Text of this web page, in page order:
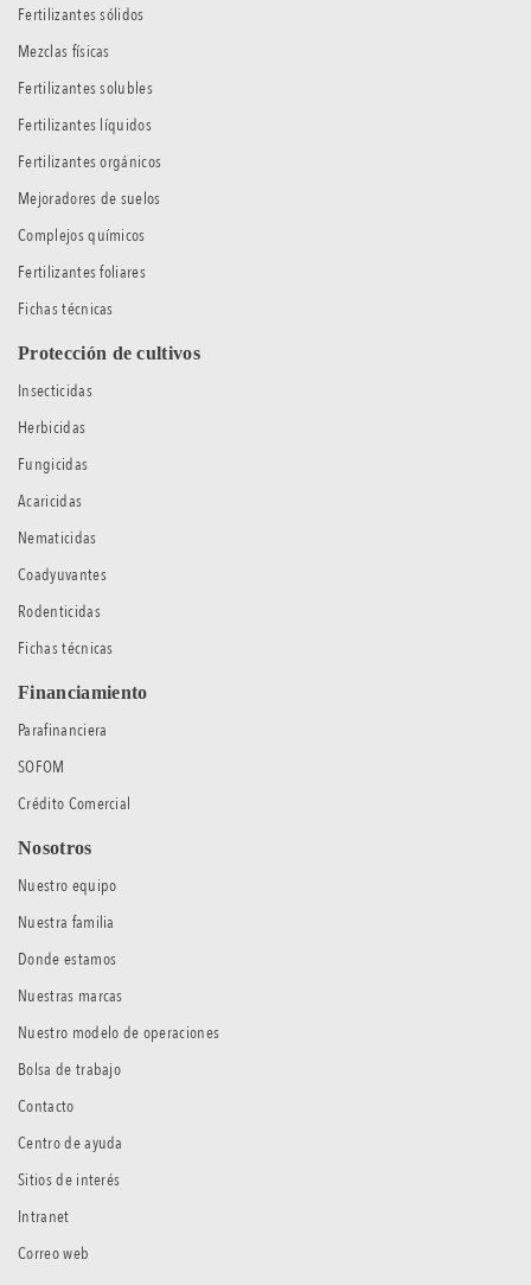
Fertilizantes sólidos
Mezclas físicas
Fertilizantes solubles
Fertilizantes líquidos
Fertilizantes orgánicos
Mejoradores de suelos
Complejos químicos
Fertilizantes foliares
Fichas técnicas
Protección de cultivos
Insecticidas
Herbicidas
Fungicidas
Acaricidas
Nematicidas
Coadyuvantes
Rodenticidas
Fichas técnicas
Financiamiento
Parafinanciera
SOFOM
Crédito Comercial
Nosotros
Nuestro equipo
Nuestra familia
Donde estamos
Nuestras marcas
Nuestro modelo de operaciones
Bolsa de trabajo
Contacto
Centro de ayuda
Sitios de interés
Intranet
Correo web